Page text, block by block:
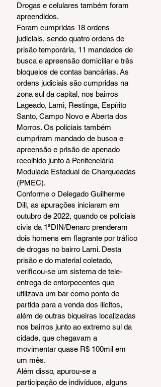
Drogas e celulares também foram
apreendidos.
Foram cumpridas 18 ordens
judiciais, sendo quatro ordens de
prisão temporária, 11 mandados de
busca e apreensão domiciliar e três
bloqueios de contas bancárias. As
ordens judiciais são cumpridas na
zona sul da capital, nos bairros
Lageado, Lami, Restinga, Espírito
Santo, Campo Novo e Aberta dos
Morros. Os policiais também
cumpriram mandado de busca e
apreensão e prisão de apenado
recolhido junto à Penitenciária
Modulada Estadual de Charqueadas
(PMEC).
Conforme o Delegado Guilherme
Dill, as apurações iniciaram em
outubro de 2022, quando os policiais
civis da 1ªDIN/Denarc prenderam
dois homens em flagrante por tráfico
de drogas no bairro Lami. Desta
prisão e do material coletado,
verificou-se um sistema de tele-
entrega de entorpecentes que
utilizava um bar como ponto de
partida para a venda dos ilícitos,
além de outras biqueiras localizadas
nos bairros junto ao extremo sul da
cidade, que chegavam a
movimentar quase R$ 100mil em
um mês.
Além disso, apurou-se a
participação de indivíduos, alguns